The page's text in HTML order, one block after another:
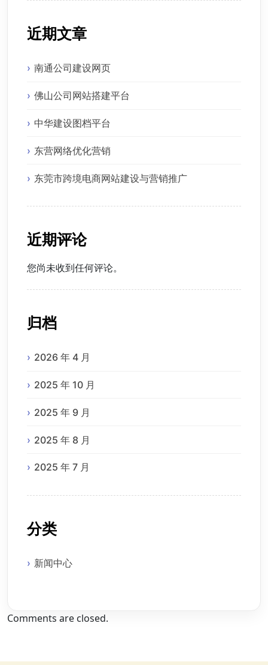
近期文章
南通公司建设网页
佛山公司网站搭建平台
中华建设图档平台
东营网络优化营销
东莞市跨境电商网站建设与营销推广
近期评论
您尚未收到任何评论。
归档
2026 年 4 月
2025 年 10 月
2025 年 9 月
2025 年 8 月
2025 年 7 月
分类
新闻中心
Comments are closed.